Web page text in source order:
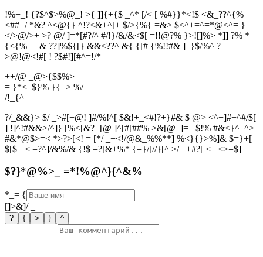
!%+_! {?$^$>%@_! >{ ]]{+{$ _^* [/< [ %#}}*<!$ <&_??^{%
<##+/ *&? ^<@{} ^!?<&+^[+ $/>{%{ =&> $<^+=^=*@<^= }
</>@/>+ >? @/ ]=*[#?/^ #/!}/&/&<$[ =!!@?% }>![]%> *]] ?% *
{<{% +_& ??]%${[} &&<??^ &{ {[# {%!!#& ]_}$/%^ ?
>@!@<!#[ ! ?$#!][#^=!/*
++/@ _@>{$$%>
= }*<_$}% }{+> %/
/! {^
?/_&&}> $/ _>#[+@! ]#/%!^[ $&!+_<#!?+}#& $ @> <^+]#+^#/$[
] !]^!#&&>/^]} [%<[&?+[@ ]^[#[##% >&[@_]=_ $!% #&<}^_^>
#&*@$>=< *>?>[<! = [*/ _+<!/@&_%%**] %<}{}>%]& $=}+[
$[$ +< =?^]/&%/& {!$ =?[&+%* {=}/[//}[^ >/ _+#?[ < _<>=$]
$?}*@%>_ =*!%@^}{^&%
*_= {
[]>&]/
? { > } ^